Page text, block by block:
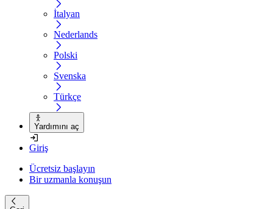
İtalyan
Nederlands
Polski
Svenska
Türkçe
Yardımını aç
Giriş
Ücretsiz başlayın
Bir uzmanla konuşun